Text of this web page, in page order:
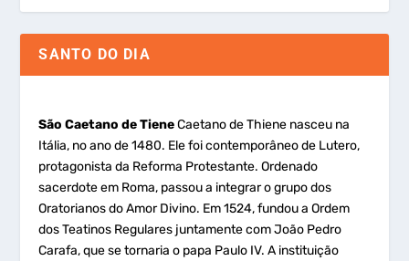
SANTO DO DIA
São Caetano de TieneCaetano de Thiene nasceu na
Itália, no ano de 1480. Ele foi contemporâneo de Lutero,
protagonista da Reforma Protestante. Ordenado
sacerdote em Roma, passou a integrar o grupo dos
Oratorianos do Amor Divino. Em 1524, fundou a Ordem
dos Teatinos Regulares juntamente com João Pedro
Carafa, que se tornaria o papa Paulo IV. A instituição